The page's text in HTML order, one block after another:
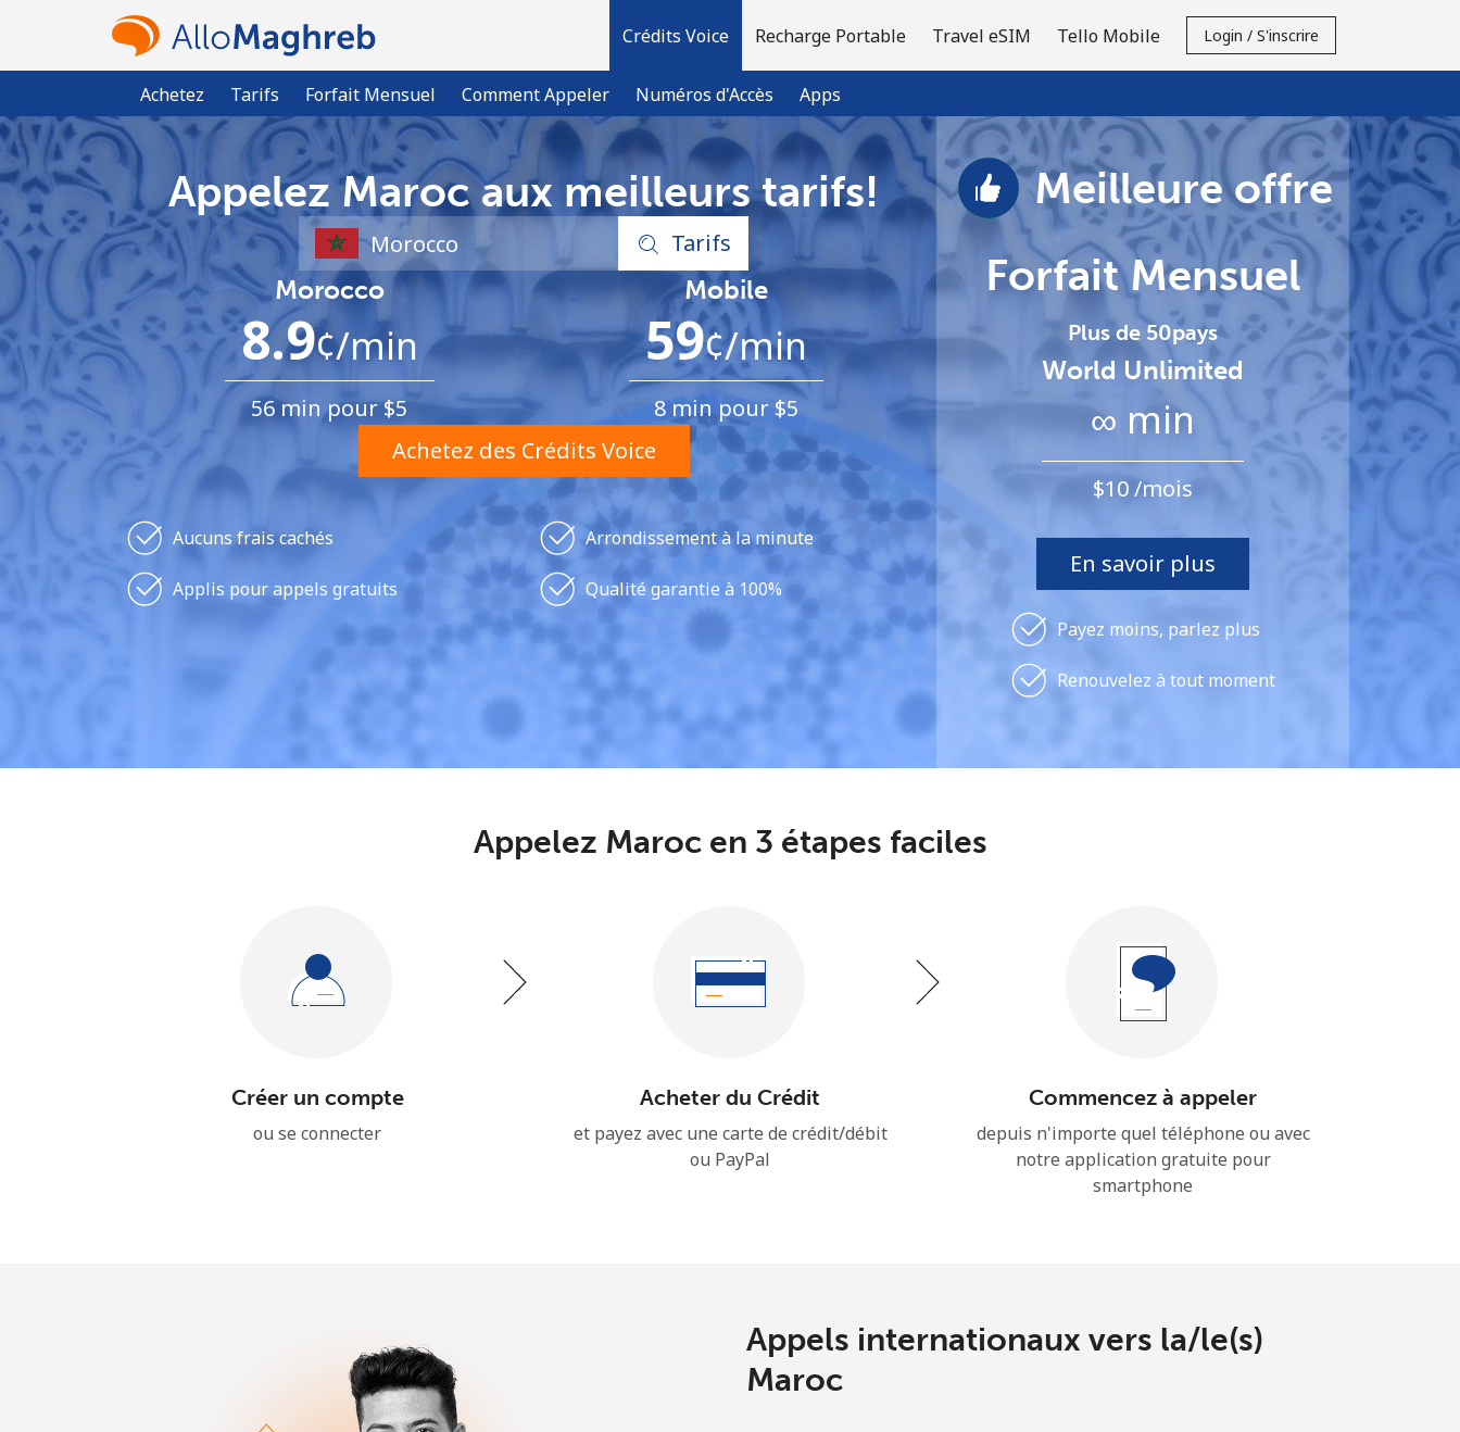
Crédits Voice
Achetez Tarifs Forfait Mensuel Comment Appeler Numéros d'Accès Apps
Recharge Portable Travel eSIM Tello Mobile Login / S'inscrire
Bienvenue!
Vous avez déjà un compte?Connectez-vous →
S'enregistrer avec
S'inscrire
Appelez Maroc aux meilleurs tarifs!
Tarifs
Morocco
8.9¢/min
56 min pour ⁦$5⁩
Mobile
59¢/min
8 min pour ⁦$5⁩
Achetez des Crédits Voice
Aucuns frais cachés Arrondissement à la minute
Applis pour appels gratuits Qualité garantie à 100%
Meilleure offre
Forfait Mensuel
Plus de 50pays
World Unlimited
∞ min
⁦$10⁩ /mois
En savoir plus
Payez moins, parlez plus
Renouvelez à tout moment
Appelez Maroc en 3 étapes faciles
Créer un compte
ou se connecter
Acheter du Crédit
et payez avec une carte de crédit/débit
ou PayPal
Commencez à appeler
depuis n'importe quel téléphone ou avec
notre application gratuite pour
smartphone
Appels internationaux vers la/le(s)
Maroc